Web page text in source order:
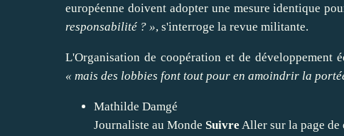
européenne doivent adopterune mesure identique
responsabilité ? », s'interroge la revue militante.
L'Organisation de coopération et de développement
« mais des lobbies font tout pour en amoindrir la
Mathilde Damgé
Journaliste au Monde Suivre Aller sur la page de